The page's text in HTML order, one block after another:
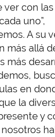
ver con las
uno”,
A su
más allá
más
en
la
y
nosotros